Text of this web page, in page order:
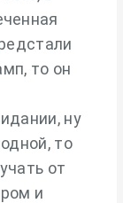
то он
ну
то
от
и